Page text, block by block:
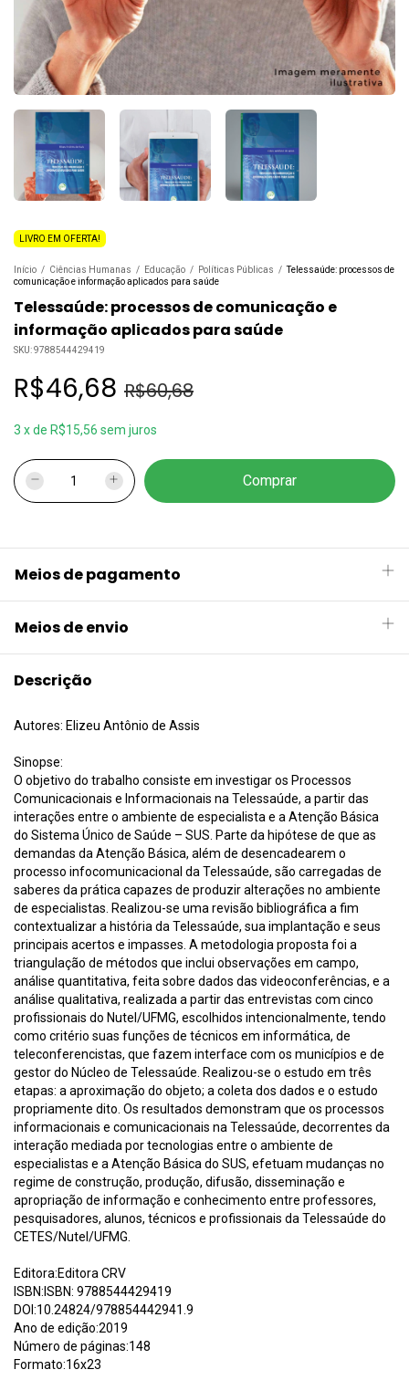
LIVRO EM OFERTA!
Início / Ciências Humanas / Educação / Políticas Públicas / Telessaúde: processos de
comunicação e informação aplicados para saúde
Telessaúde: processos de comunicação e
informação aplicados para saúde
SKU:9788544429419
R$46,68 R$60,68
3 xde R$15,56 sem juros
Meios de pagamento
Meios de envio
Descrição
Autores: Elizeu Antônio de Assis
Sinopse:
O objetivo do trabalho consiste em investigar os Processos
Comunicacionais e Informacionais na Telessaúde, a partir das
interações entre o ambiente de especialista e a Atenção Básica
do Sistema Único de Saúde – SUS. Parte da hipótese de que as
demandas da Atenção Básica, além de desencadearem o
processo infocomunicacional da Telessaúde, são carregadas de
saberes da prática capazes de produzir alterações no ambiente
de especialistas. Realizou-se uma revisão bibliográfica a fim
contextualizar a história da Telessaúde, sua implantação e seus
principais acertos e impasses. A metodologia proposta foi a
triangulação de métodos que inclui observações em campo,
análise quantitativa, feita sobre dados das videoconferências, e a
análise qualitativa, realizada a partir das entrevistas com cinco
profissionais do Nutel/UFMG, escolhidos intencionalmente, tendo
como critério suas funções de técnicos em informática, de
teleconferencistas, que fazem interface com os municípios e de
gestor do Núcleo de Telessaúde. Realizou-se o estudo em três
etapas: a aproximação do objeto; a coleta dos dados e o estudo
propriamente dito. Os resultados demonstram que os processos
informacionais e comunicacionais na Telessaúde, decorrentes da
interação mediada por tecnologias entre o ambiente de
especialistas e a Atenção Básica do SUS, efetuam mudanças no
regime de construção, produção, difusão, disseminação e
apropriação de informação e conhecimento entre professores,
pesquisadores, alunos, técnicos e profissionais da Telessaúde do
CETES/Nutel/UFMG.
Editora:Editora CRV
ISBN:ISBN: 9788544429419
DOI:10.24824/978854442941.9
Ano de edição:2019
Número de páginas:148
Formato:16x23